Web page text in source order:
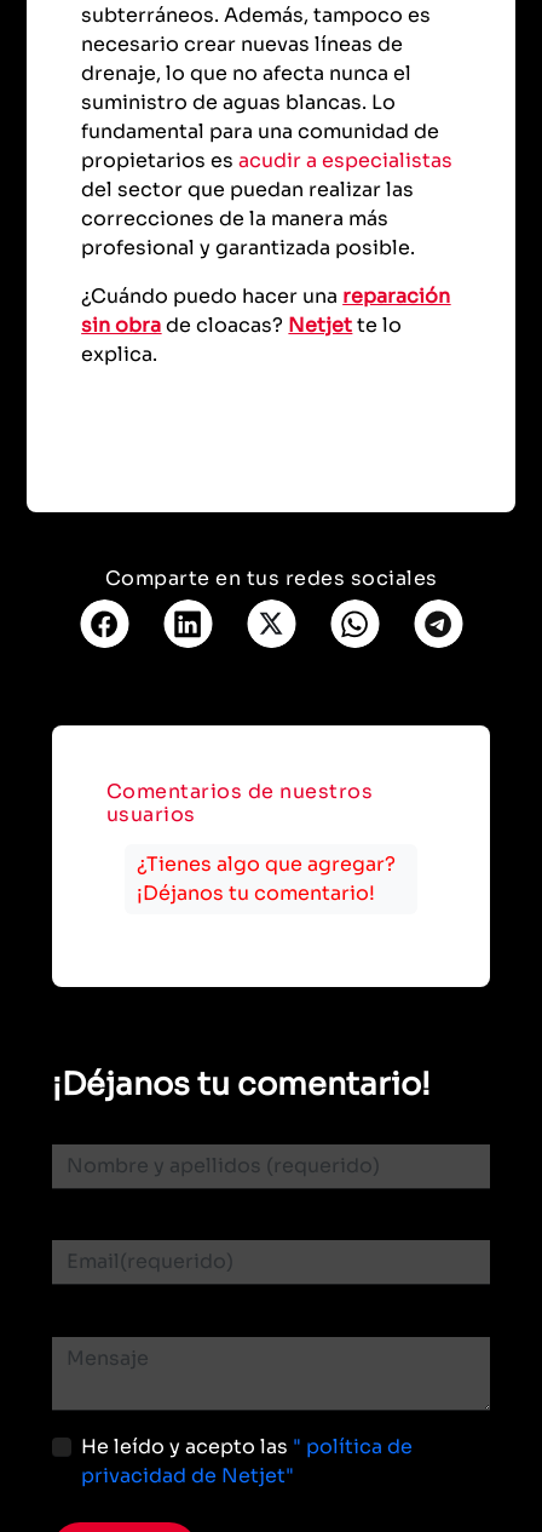
subterráneos. Además, tampoco es
necesario crear nuevas líneas de
drenaje, lo que no afecta nunca el
suministro de aguas blancas. Lo
fundamental para una comunidad de
propietarios esacudir a especialistas
del sector que puedan realizar las
correcciones de la manera más
profesional y garantizada posible.
¿Cuándo puedo hacer una reparación
sin obrade cloacas? Netjette lo
explica.
Comparte en tus redes sociales
Comentarios de nuestros
usuarios
¿Tienes algo que agregar?
¡Déjanos tu comentario!
¡Déjanos tu comentario!
He leído y acepto las " política de
privacidad de Netjet"